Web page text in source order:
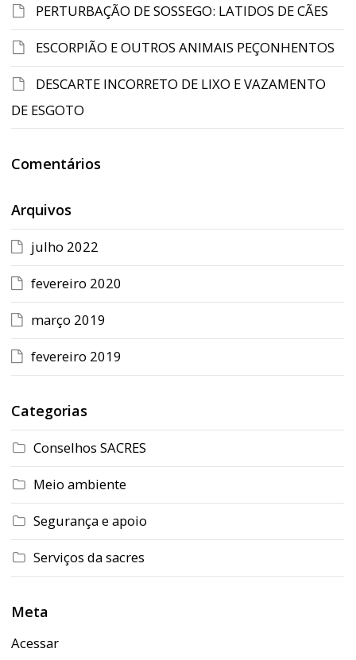
PERTURBAÇÃO DE SOSSEGO: LATIDOS DE CÃES
ESCORPIÃO E OUTROS ANIMAIS PEÇONHENTOS
DESCARTE INCORRETO DE LIXO E VAZAMENTO
DE ESGOTO
Comentários
Arquivos
julho 2022
fevereiro 2020
março 2019
fevereiro 2019
Categorias
Conselhos SACRES
Meio ambiente
Segurança e apoio
Serviços da sacres
Meta
Acessar